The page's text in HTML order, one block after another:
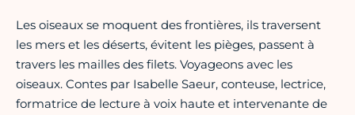
Les oiseaux se moquent des frontières, ils traversent
les mers et les déserts, évitent les pièges, passent à
travers les mailles des filets. Voyageons avec les
oiseaux. Contes par Isabelle Saeur, conteuse, lectrice,
formatrice de lecture à voix haute et intervenante de